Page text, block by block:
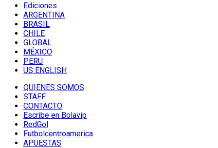
Ediciones
ARGENTINA
BRASIL
CHILE
GLOBAL
MÉXICO
PERU
US ENGLISH
QUIENES SOMOS
STAFF
CONTACTO
Escribe en Bolavip
RedGol
Futbolcentroamerica
APUESTAS